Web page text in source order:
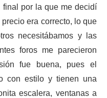
por la que me decidí
era correcto, lo que
necesitábamos y las
foros me parecieron
fue buena, pues el
con estilo y tienen una
escalera, ventanas a